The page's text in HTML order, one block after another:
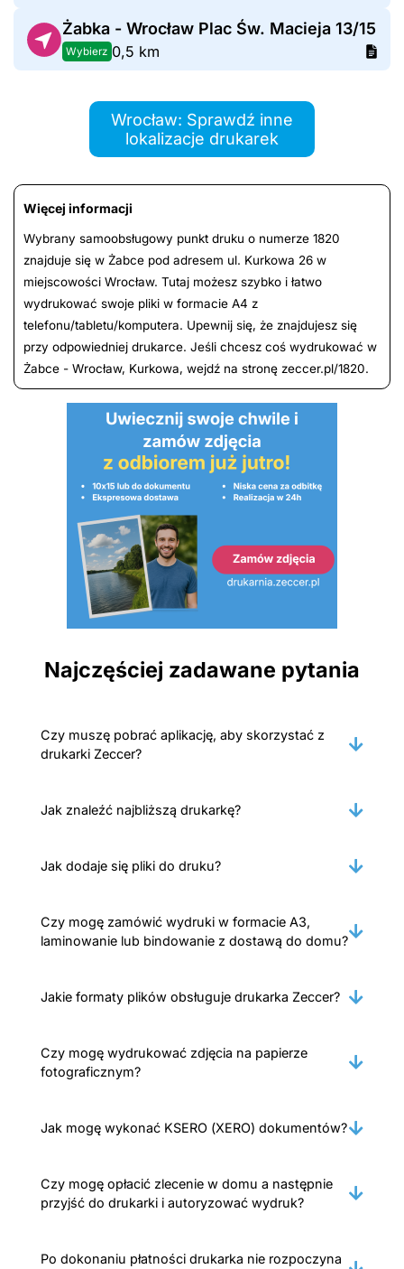
Żabka - Wrocław Plac Św. Macieja 13/15
Wybierz 0,5 km
Wrocław: Sprawdź inne
lokalizacje drukarek
Więcej informacji
Wybrany samoobsługowy punkt druku o numerze 1820
znajduje się w Żabce pod adresem ul. Kurkowa 26 w
miejscowości Wrocław. Tutaj możesz szybko i łatwo
wydrukować swoje pliki w formacie A4 z
telefonu/tabletu/komputera. Upewnij się, że znajdujesz się
przy odpowiedniej drukarce. Jeśli chcesz coś wydrukować w
Żabce - Wrocław, Kurkowa, wejdź na stronę zeccer.pl/1820.
Najczęściej zadawane pytania
Czy muszę pobrać aplikację, aby skorzystać z
drukarki Zeccer?
Jak znaleźć najbliższą drukarkę?
Jak dodaje się pliki do druku?
Czy mogę zamówić wydruki w formacie A3,
laminowanie lub bindowanie z dostawą do domu?
Jakie formaty plików obsługuje drukarka Zeccer?
Czy mogę wydrukować zdjęcia na papierze
fotograficznym?
Jak mogę wykonać KSERO (XERO) dokumentów?
Czy mogę opłacić zlecenie w domu a następnie
przyjść do drukarki i autoryzować wydruk?
Po dokonaniu płatności drukarka nie rozpoczyna